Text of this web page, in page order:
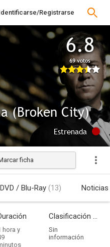
Registrarse
6.8
69 votos
(Broken City)
Estrenada
ficha
DVD / Blu-Ray (13) Noticias
hora y
Clasificación por edades
Sin
información